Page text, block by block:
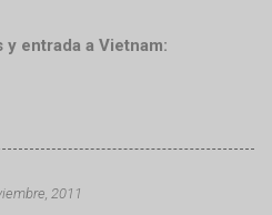
entrada a Vietnam:
2011